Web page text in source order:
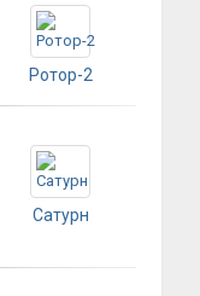
Ротор-2
Сатурн